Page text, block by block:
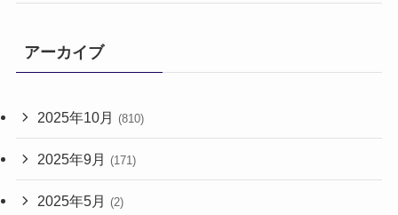
アーカイブ
2025年10月 (810)
2025年9月 (171)
2025年5月 (2)